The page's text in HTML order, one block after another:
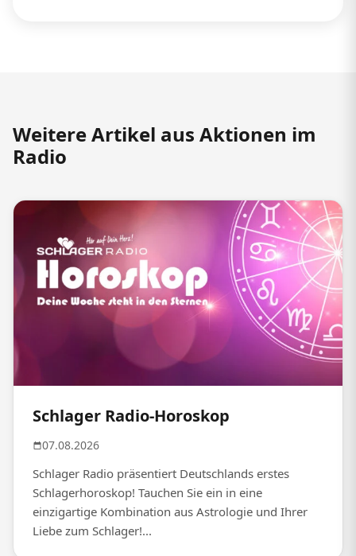
Weitere Artikel aus Aktionen im
Radio
Schlager Radio-Horoskop
07.08.2026
Schlager Radio präsentiert Deutschlands erstes
Schlagerhoroskop! Tauchen Sie ein in eine
einzigartige Kombination aus Astrologie und Ihrer
Liebe zum Schlager!...